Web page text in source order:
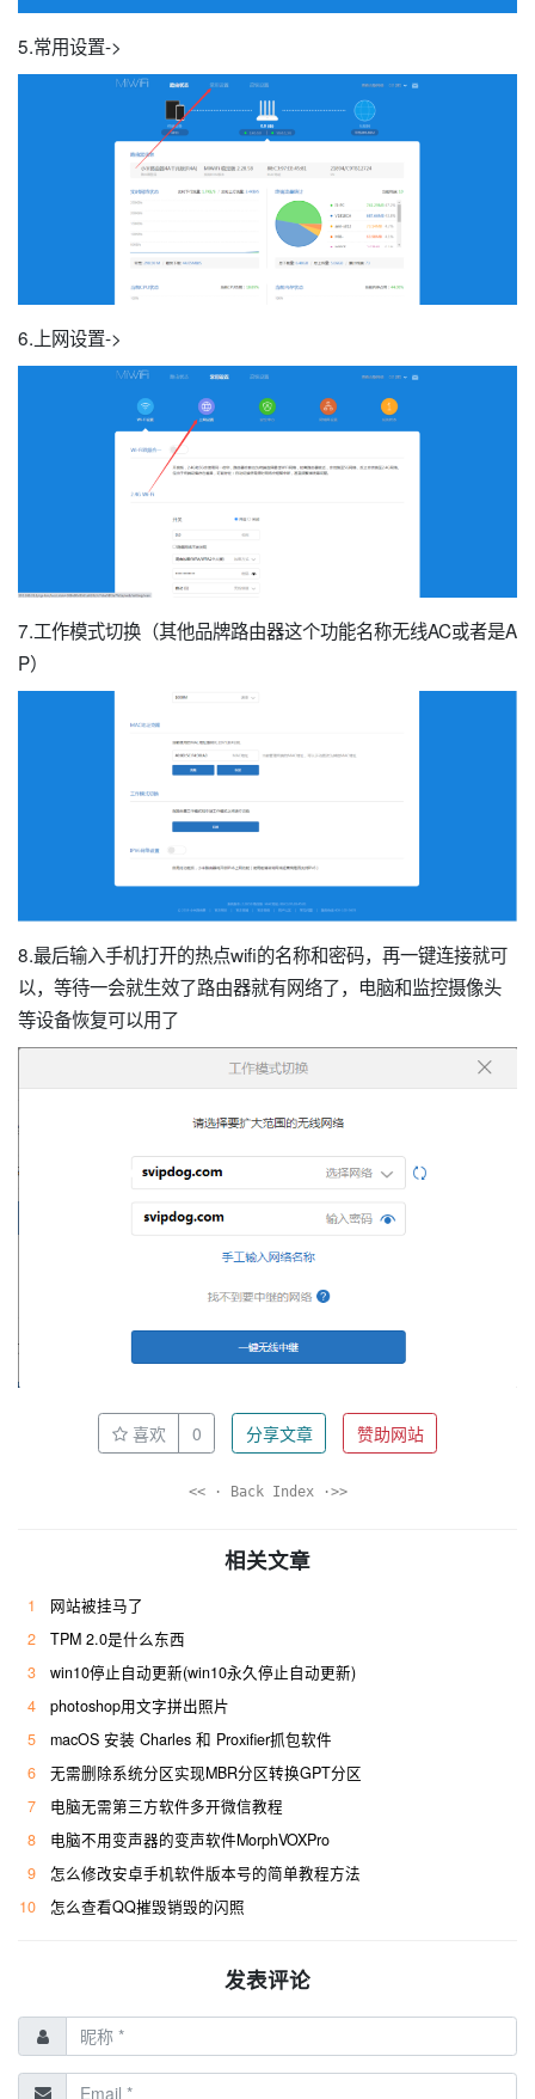
5.常用设置->
6.上网设置->
7.工作模式切换（其他品牌路由器这个功能名称无线AC或者是A
P）
8.最后输入手机打开的热点wifi的名称和密码，再一键连接就可
以，等待一会就生效了路由器就有网络了，电脑和监控摄像头
等设备恢复可以用了
喜欢 0 分享文章 赞助网站
<< · Back Index ·>>
相关文章
1
网站被挂马了
2
TPM 2.0是什么东西
3
win10停止自动更新(win10永久停止自动更新)
4
photoshop用文字拼出照片
5
macOS 安装 Charles 和 Proxifier抓包软件
6
无需删除系统分区实现MBR分区转换GPT分区
7
电脑无需第三方软件多开微信教程
8
电脑不用变声器的变声软件MorphVOXPro
9
怎么修改安卓手机软件版本号的简单教程方法
10
怎么查看QQ摧毁销毁的闪照
发表评论